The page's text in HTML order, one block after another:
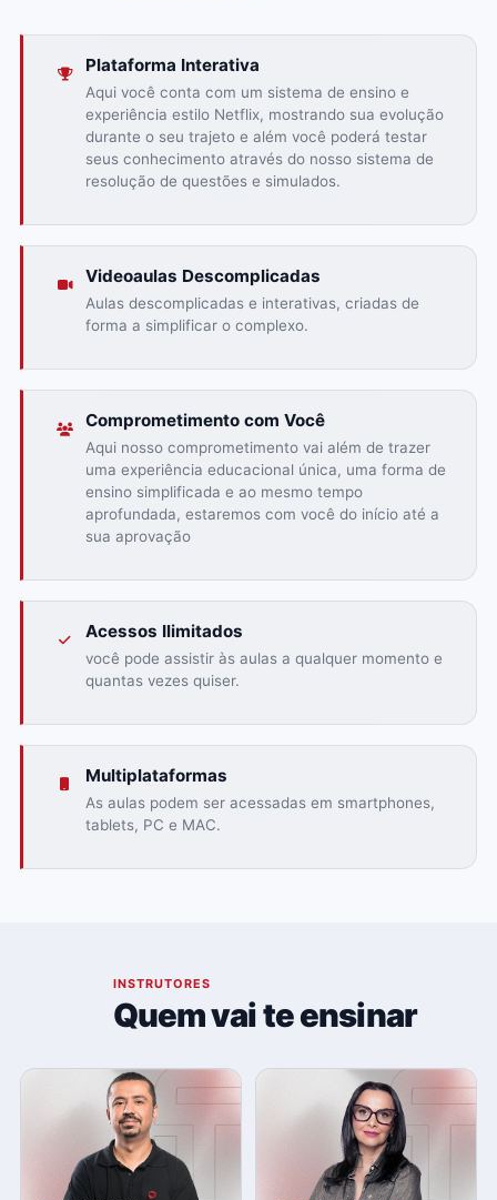
Plataforma Interativa
Aqui você conta com um sistema de ensino e
experiência estilo Netflix, mostrando sua evolução
durante o seu trajeto e além você poderá testar
seus conhecimento através do nosso sistema de
resolução de questões e simulados.
Videoaulas Descomplicadas
Aulas descomplicadas e interativas, criadas de
forma a simplificar o complexo.
Comprometimento com Você
Aqui nosso comprometimento vai além de trazer
uma experiência educacional única, uma forma de
ensino simplificada e ao mesmo tempo
aprofundada, estaremos com você do início até a
sua aprovação
Acessos Ilimitados
você pode assistir às aulas a qualquer momento e
quantas vezes quiser.
Multiplataformas
As aulas podem ser acessadas em smartphones,
tablets, PC e MAC.
INSTRUTORES
Quem vai te ensinar